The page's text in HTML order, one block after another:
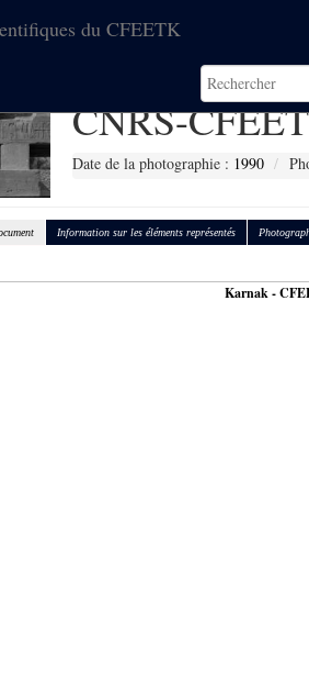
du CFEETK
CNRS-
Date de la photographie : 1990
Information sur les éléments représentés